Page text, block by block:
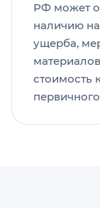
РФ может
наличию
ущерба,
стоимость